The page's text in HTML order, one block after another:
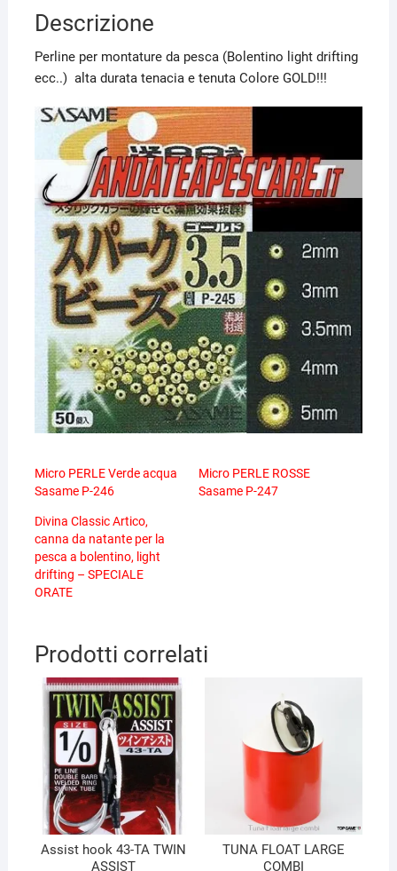
Descrizione
Perline per montature da pesca (Bolentino light drifting
ecc..) alta durata tenacia e tenuta Colore GOLD!!!
Micro PERLE Verde acqua
Sasame P-246
Micro PERLE ROSSE
Sasame P-247
Divina Classic Artico,
canna da natante per la
pesca a bolentino, light
drifting – SPECIALE
ORATE
Prodotti correlati
Assist hook 43-TA TWIN
ASSIST
TUNA FLOAT LARGE
COMBI